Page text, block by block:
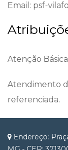
Email: psf-
Atenção
Atendimento
referenciada.
Endereço: